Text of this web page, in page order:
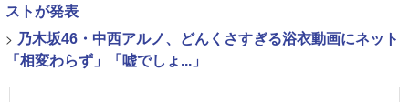
ストが発表
> 乃木坂46・中西アルノ、どんくさすぎる浴衣動画にネット
「相変わらず」「嘘でしょ...」